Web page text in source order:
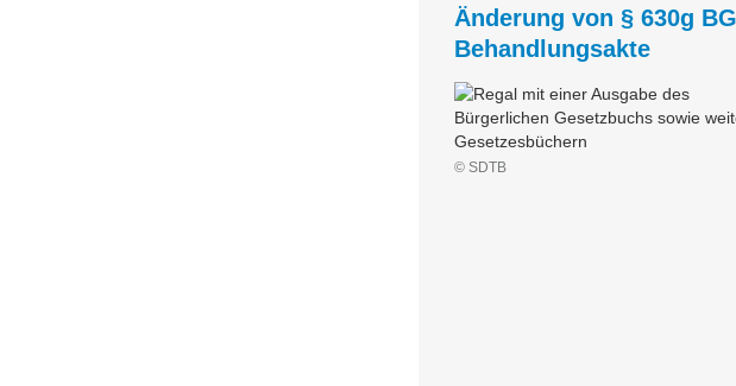
Änderung von § 630g
Behandlungsakte
© SDTB